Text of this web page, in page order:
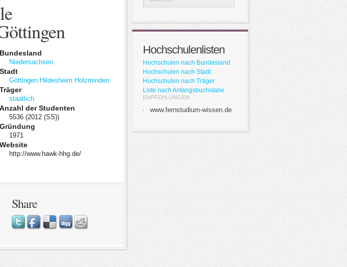
Bundesland
Niedersachsen
Stadt
Göttingen Hildesheim Holzminden
Träger
staatlich
Anzahl der Studenten
5536 (2012 (SS))
Gründung
1971
Website
http://www.hawk-hhg.de/
Share
Hochschulenlisten
Hochschulen nach Bundesland
Hochschulen nach Stadt
Hochschulen nach Träger
Liste nach Anfangsbuchstabe
EMPFEHLUNGEN
www.fernstudium-wissen.de